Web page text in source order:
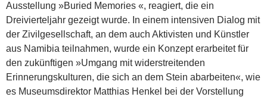
Ausstellung »Buried Memories «, reagiert, die ein
Dreivierteljahr gezeigt wurde. In einem intensiven Dialog mit
der Zivilgesellschaft, an dem auch Aktivisten und Künstler
aus Namibia teilnahmen, wurde ein Konzept erarbeitet für
den zukünftigen »Umgang mit widerstreitenden
Erinnerungskulturen, die sich an dem Stein abarbeiten«, wie
es Museumsdirektor Matthias Henkel bei der Vorstellung